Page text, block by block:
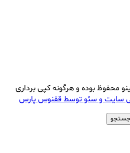
محفوظ بوده و هرگونه کپی برداری
سایت و سئو توسط ققنوس پارس
جستجو